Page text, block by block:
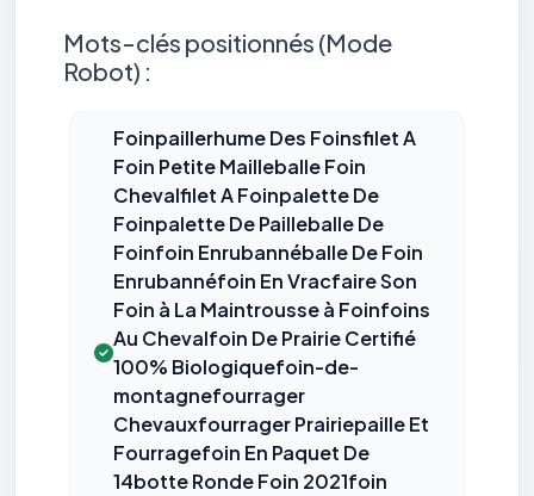
Mots-clés positionnés (Mode
Robot) :
Foinpaillerhume Des Foinsfilet A
Foin Petite Mailleballe Foin
Chevalfilet A Foinpalette De
Foinpalette De Pailleballe De
Foinfoin Enrubannéballe De Foin
Enrubannéfoin En Vracfaire Son
Foin à La Maintrousse à Foinfoins
Au Chevalfoin De Prairie Certifié
100% Biologiquefoin-de-
montagnefourrager
Chevauxfourrager Prairiepaille Et
Fourragefoin En Paquet De
14botte Ronde Foin 2021foin